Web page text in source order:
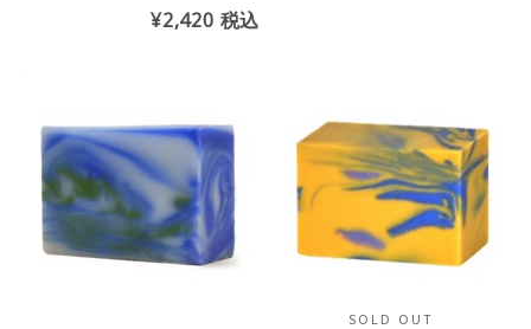
¥2,420 税込
SOLD OUT